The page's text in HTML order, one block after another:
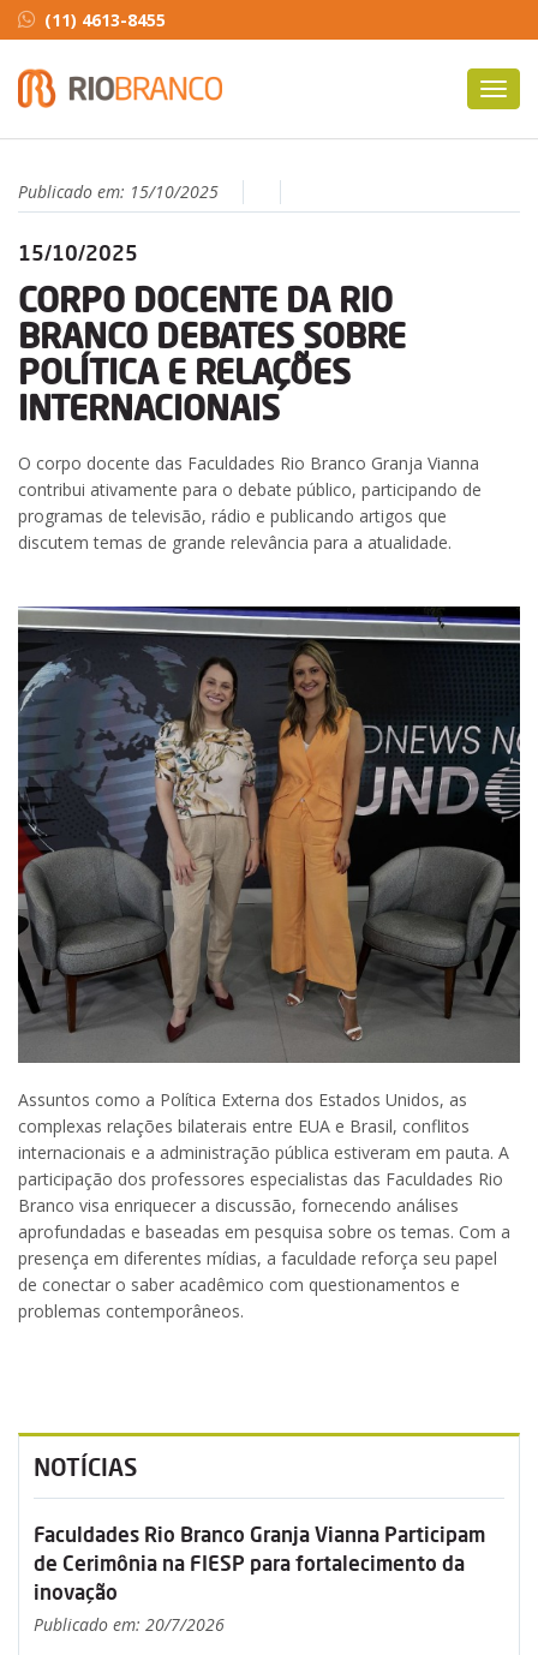
(11) 4613-8455
Publicado em: 15/10/2025
15/10/2025
CORPO DOCENTE DA RIO
BRANCO DEBATES SOBRE
POLÍTICA E RELAÇÕES
INTERNACIONAIS
O corpo docente das Faculdades Rio Branco Granja Vianna
contribui ativamente para o debate público, participando de
programas de televisão, rádio e publicando artigos que
discutem temas de grande relevância para a atualidade.
Assuntos como a Política Externa dos Estados Unidos, as
complexas relações bilaterais entre EUA e Brasil, conflitos
internacionais e a administração pública estiveram em pauta. A
participação dos professores especialistas das Faculdades Rio
Branco visa enriquecer a discussão, fornecendo análises
aprofundadas e baseadas em pesquisa sobre os temas. Com a
presença em diferentes mídias, a faculdade reforça seu papel
de conectar o saber acadêmico com questionamentos e
problemas contemporâneos.
NOTÍCIAS
Faculdades Rio Branco Granja Vianna Participam
de Cerimônia na FIESP para fortalecimento da
inovação
Publicado em: 20/7/2026